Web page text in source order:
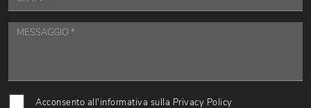
Acconsento all'informativa sulla Privacy Policy